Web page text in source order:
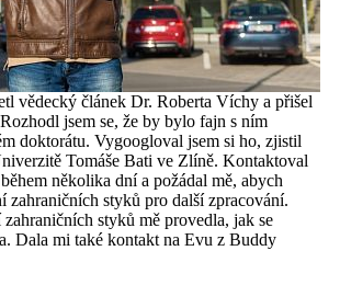
vědecký článek Dr. Roberta Víchy a přišel
jsem se, že by bylo fajn s ním
doktorátu. Vygoogloval jsem si ho, zjistil
Tomáše Bati ve Zlíně. Kontaktoval
několika dní a požádal mě, abych
zahraničních styků pro další zpracování.
styků mě provedla, jak se
Dala mi také kontakt na Evu z Buddy